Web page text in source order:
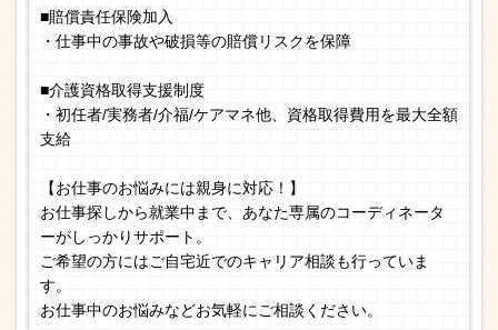
■賠償責任保険加入
・仕事中の事故や破損等の賠償リスクを保障
■介護資格取得支援制度
・初任者/実務者/介福/ケアマネ他、資格取得費用を最大全額
支給
【お仕事のお悩みには親身に対応！】
お仕事探しから就業中まで、あなた専属のコーディネータ
ーがしっかりサポート。
ご希望の方にはご自宅近でのキャリア相談も行っていま
す。
お仕事中のお悩みなどお気軽にご相談ください。